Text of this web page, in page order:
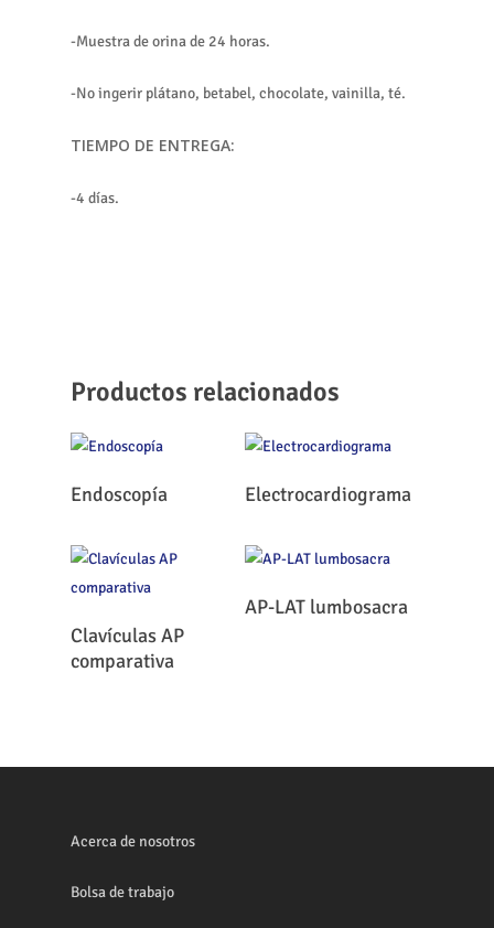
-Muestra de orina de 24 horas.
-No ingerir plátano, betabel, chocolate, vainilla, té.
TIEMPO DE ENTREGA:
-4 días.
Productos relacionados
Leer Más
Endoscopía Leer Más
Electrocardiograma
Leer Más
Clavículas AP
comparativa
Leer Más
AP-LAT lumbosacra
Acerca de nosotros
Bolsa de trabajo